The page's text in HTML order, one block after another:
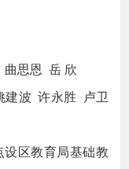
思恩 岳 欣
波 许永胜 卢卫
区教育局基础教